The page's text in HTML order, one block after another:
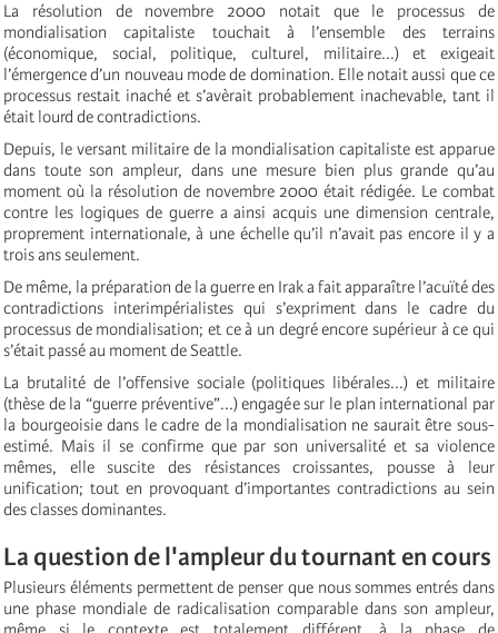
La résolution de novembre 2000 notait que le processus de
mondialisation capitaliste touchait à l’ensemble des terrains
(économique, social, politique, culturel, militaire...) et exigeait
l’émergence d’un nouveau mode de domination. Elle notait aussi que ce
processus restait inaché et s’avèrait probablement inachevable, tant il
était lourd de contradictions.
Depuis, le versant militaire de la mondialisation capitaliste est apparue
dans toute son ampleur, dans une mesure bien plus grande qu’au
moment où la résolution de novembre 2000 était rédigée. Le combat
contre les logiques de guerre a ainsi acquis une dimension centrale,
proprement internationale, à une échelle qu’il n’avait pas encore il y a
trois ans seulement.
De même, la préparation de la guerre en Irak a fait apparaître l’acuïté des
contradictions interimpérialistes qui s’expriment dans le cadre du
processus de mondialisation; et ce à un degré encore supérieur à ce qui
s’était passé au moment de Seattle.
La brutalité de l’offensive sociale (politiques libérales...) et militaire
(thèse de la “guerre préventive”...) engagée sur le plan international par
la bourgeoisie dans le cadre de la mondialisation ne saurait être sous-
estimé. Mais il se confirme que par son universalité et sa violence
mêmes, elle suscite des résistances croissantes, pousse à leur
unification; tout en provoquant d’importantes contradictions au sein
des classes dominantes.
La question de l'ampleur du tournant en cours
Plusieurs éléments permettent de penser que nous sommes entrés dans
une phase mondiale de radicalisation comparable dans son ampleur,